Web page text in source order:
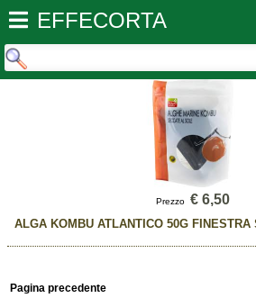
EFFECORTA
Prezzo € 6,50
ALGA KOMBU ATLANTICO 50G FINESTRA
Pagina precedente